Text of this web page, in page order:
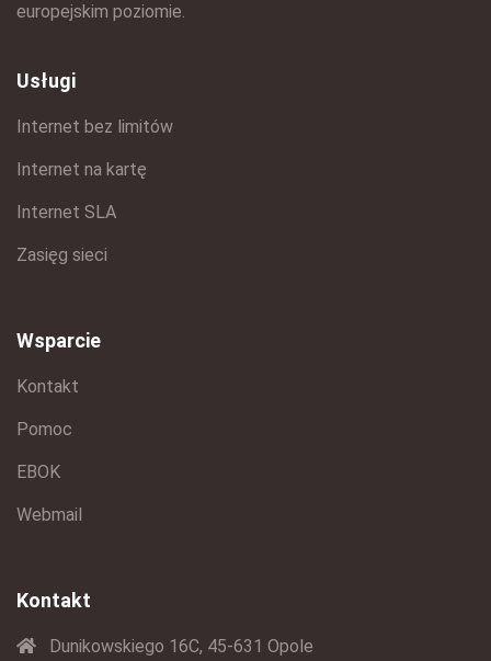
europejskim poziomie.
Usługi
Internet bez limitów
Internet na kartę
Internet SLA
Zasięg sieci
Wsparcie
Kontakt
Pomoc
EBOK
Webmail
Kontakt
Dunikowskiego 16C, 45-631 Opole